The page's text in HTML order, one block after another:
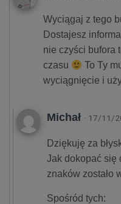
Wyciągaj z tego
Dostajesz
nie czyści bufora
czasu
To Ty
wyciągnięcie i
Michał · 17/11/
Dziękuję za
Jak dokopać się
znaków zostało
Spośród tych: